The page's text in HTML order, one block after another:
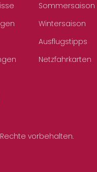
Sommersaison
Wintersaison
Ausflugstipps
Netzfahrkarten
Rechte vorbehalten.